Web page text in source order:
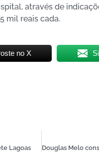
através de
mil reais cada.
no X
Lagoas